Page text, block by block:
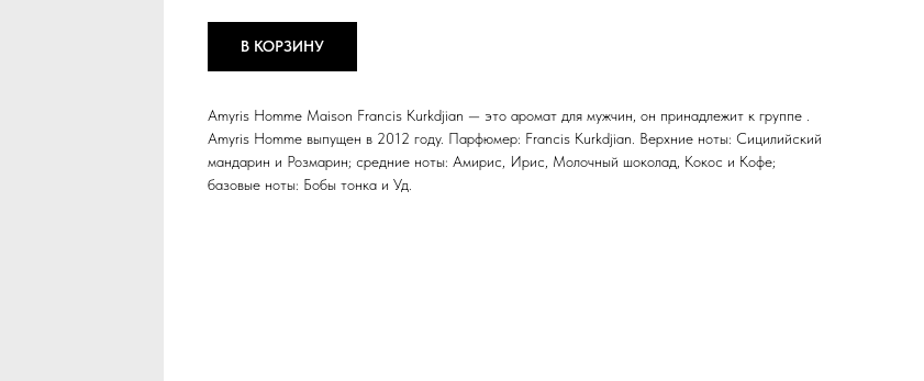
В КОРЗИНУ
Amyris Homme Maison Francis Kurkdjian — это аромат для мужчин, он принадлежит к группе .
Amyris Homme выпущен в 2012 году. Парфюмер: Francis Kurkdjian. Верхние ноты: Сицилийский
мандарин и Розмарин; средние ноты: Амирис, Ирис, Молочный шоколад, Кокос и Кофе;
базовые ноты: Бобы тонка и Уд.